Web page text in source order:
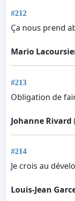
#212
Ça nous prend
Mario
#213
Obligation de
Johanne Rivard
#214
Je crois au
Louis-Jean